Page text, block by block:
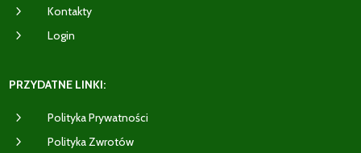
5 Kontakty
5 Login
PRZYDATNE LINKI:
5 Polityka Prywatności
5 Polityka Zwrotów